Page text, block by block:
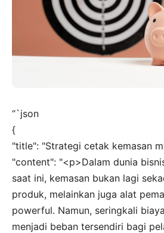
“`json
{
"title": "Strategi cetak kemasan
"content": "<p>Dalam dunia
saat ini, kemasan bukan lagi
produk, melainkan juga alat
powerful. Namun, seringkali
menjadi beban tersendiri bagi